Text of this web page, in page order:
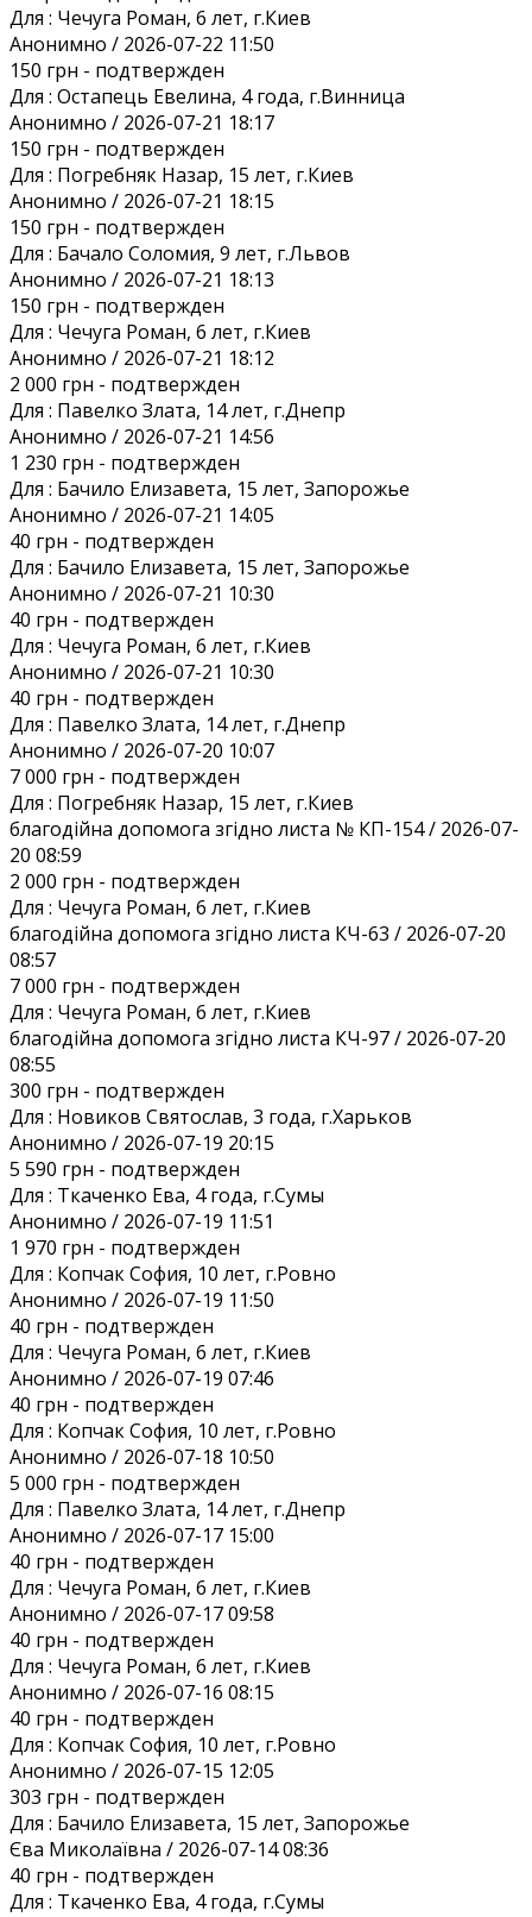
Для : Чечуга Роман, 6 лет, г.Киев
Анонимно / 2026-07-22 11:50
150 грн - подтвержден
Для : Остапець Евелина, 4 года, г.Винница
Анонимно / 2026-07-21 18:17
150 грн - подтвержден
Для : Погребняк Назар, 15 лет, г.Киев
Анонимно / 2026-07-21 18:15
150 грн - подтвержден
Для : Бачало Соломия, 9 лет, г.Львов
Анонимно / 2026-07-21 18:13
150 грн - подтвержден
Для : Чечуга Роман, 6 лет, г.Киев
Анонимно / 2026-07-21 18:12
2 000 грн - подтвержден
Для : Павелко Злата, 14 лет, г.Днепр
Анонимно / 2026-07-21 14:56
1 230 грн - подтвержден
Для : Бачило Елизавета, 15 лет, Запорожье
Анонимно / 2026-07-21 14:05
40 грн - подтвержден
Для : Бачило Елизавета, 15 лет, Запорожье
Анонимно / 2026-07-21 10:30
40 грн - подтвержден
Для : Чечуга Роман, 6 лет, г.Киев
Анонимно / 2026-07-21 10:30
40 грн - подтвержден
Для : Павелко Злата, 14 лет, г.Днепр
Анонимно / 2026-07-20 10:07
7 000 грн - подтвержден
Для : Погребняк Назар, 15 лет, г.Киев
благодійна допомога згідно листа № КП-154 / 2026-07-
20 08:59
2 000 грн - подтвержден
Для : Чечуга Роман, 6 лет, г.Киев
благодійна допомога згідно листа КЧ-63 / 2026-07-20
08:57
7 000 грн - подтвержден
Для : Чечуга Роман, 6 лет, г.Киев
благодійна допомога згідно листа КЧ-97 / 2026-07-20
08:55
300 грн - подтвержден
Для : Новиков Святослав, 3 года, г.Харьков
Анонимно / 2026-07-19 20:15
5 590 грн - подтвержден
Для : Ткаченко Ева, 4 года, г.Сумы
Анонимно / 2026-07-19 11:51
1 970 грн - подтвержден
Для : Копчак София, 10 лет, г.Ровно
Анонимно / 2026-07-19 11:50
40 грн - подтвержден
Для : Чечуга Роман, 6 лет, г.Киев
Анонимно / 2026-07-19 07:46
40 грн - подтвержден
Для : Копчак София, 10 лет, г.Ровно
Анонимно / 2026-07-18 10:50
5 000 грн - подтвержден
Для : Павелко Злата, 14 лет, г.Днепр
Анонимно / 2026-07-17 15:00
40 грн - подтвержден
Для : Чечуга Роман, 6 лет, г.Киев
Анонимно / 2026-07-17 09:58
40 грн - подтвержден
Для : Чечуга Роман, 6 лет, г.Киев
Анонимно / 2026-07-16 08:15
40 грн - подтвержден
Для : Копчак София, 10 лет, г.Ровно
Анонимно / 2026-07-15 12:05
303 грн - подтвержден
Для : Бачило Елизавета, 15 лет, Запорожье
Єва Миколаївна / 2026-07-14 08:36
40 грн - подтвержден
Для : Ткаченко Ева, 4 года, г.Сумы